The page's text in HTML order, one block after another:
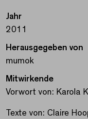
Jahr
2011
Herausgegeben von
mumok
Mitwirkende
Vorwort von: Karola
Texte von: Claire